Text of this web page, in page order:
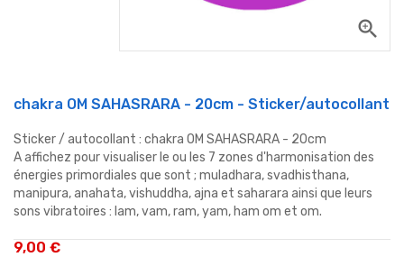
zoom_in
chakra OM SAHASRARA - 20cm - Sticker/autocollant
Sticker / autocollant : chakra OM SAHASRARA - 20cm
A affichez pour visualiser le ou les 7 zones d'harmonisation des
énergies primordiales que sont ; muladhara, svadhisthana,
manipura, anahata, vishuddha, ajna et saharara ainsi que leurs
sons vibratoires : lam, vam, ram, yam, ham om et om.
9,00 €